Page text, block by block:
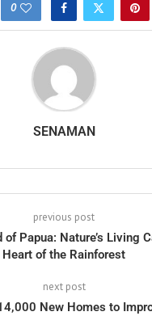
0
SENAMAN
previous post
of Papua: Nature’s Living
Heart of the Rainforest
next post
New Homes to